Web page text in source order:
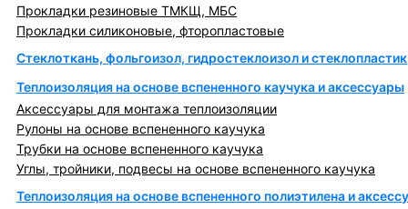
Прокладки резиновые ТМКЩ, МБС
Прокладки силиконовые, фторопластовые
Стеклоткань, фольгоизол, гидростеклоизол и стеклопластик
Теплоизоляция на основе вспененного каучука и аксессуары
Аксессуары для монтажа теплоизоляции
Рулоны на основе вспененного каучука
Трубки на основе вспененного каучука
Углы, тройники, подвесы на основе вспененного каучука
Теплоизоляция на основе вспененного полиэтилена и